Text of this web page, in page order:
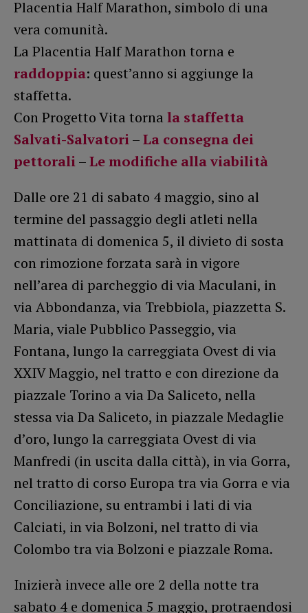
Placentia Half Marathon, simbolo di una
vera comunità.
La Placentia Half Marathon torna e
raddoppia: quest’anno si aggiunge la
staffetta.
Con Progetto Vita torna la staffetta
Salvati-Salvatori–La consegna dei
pettorali–Le modifiche alla viabilità
Dalle ore 21 di sabato 4 maggio, sino al
termine del passaggio degli atleti nella
mattinata di domenica 5, il divieto di sosta
con rimozione forzata sarà in vigore
nell’area di parcheggio di via Maculani, in
via Abbondanza, via Trebbiola, piazzetta S.
Maria, viale Pubblico Passeggio, via
Fontana, lungo la carreggiata Ovest di via
XXIV Maggio, nel tratto e con direzione da
piazzale Torino a via Da Saliceto, nella
stessa via Da Saliceto, in piazzale Medaglie
d’oro, lungo la carreggiata Ovest di via
Manfredi (in uscita dalla città), in via Gorra,
nel tratto di corso Europa tra via Gorra e via
Conciliazione, su entrambi i lati di via
Calciati, in via Bolzoni, nel tratto di via
Colombo tra via Bolzoni e piazzale Roma.
Inizierà invece alle ore 2 della notte tra
sabato 4 e domenica 5 maggio, protraendosi